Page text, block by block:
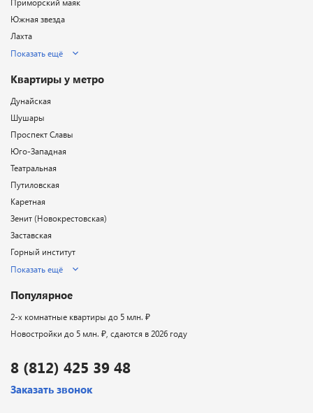
8 (812) 425 39 48
Заказать звонок
Южная звезда
Лахта
Показать ещё
Квартиры у метро
Дунайская
Шушары
Проспект Славы
Юго-Западная
Театральная
Путиловская
Каретная
Зенит (Новокрестовская)
Заставская
Горный институт
Показать ещё
Популярное
2-х комнатные квартиры до 5 млн. ₽
Новостройки до 5 млн. ₽, сдаются в 2026 году